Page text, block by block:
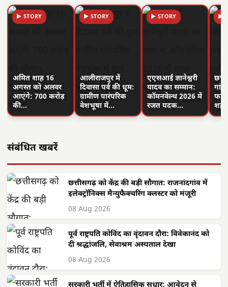
▶ STORY
अमित शाह 16
अगस्त को अलवर
आएंगे: 700 करोड़
की…
▶ STORY
आलीराजपुर में
दिवासा पर्व की धूम:
ग्रामीण पारंपरिक
वेशभूषा में…
▶ STORY
एएसआई ज्ञानेश्वरी
यादव का सम्मान:
कॉमनवेल्थ 2026 में
रजत पदक…
▶
संबंधित खबरें
छत्तीसगढ़ को केंद्र की बड़ी सौगात: राजनांदगांव में
इलेक्ट्रॉनिक्स मैन्युफैक्चरिंग क्लस्टर को मंजूरी
08 Aug 2026
पूर्व राष्ट्रपति कोविंद का वृंदावन दौरा: विवेकानंद को
दी श्रद्धांजलि, सेवाश्रम अस्पताल देखा
08 Aug 2026